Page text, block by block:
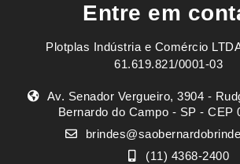
Entre em
Plotplas Indústria e Comércio LTDA. ㅤ
61.619.821/0001-03
Av. Senador Vergueiro, 3904 -
Bernardo do Campo - SP - CEP
(11) 4368-2400